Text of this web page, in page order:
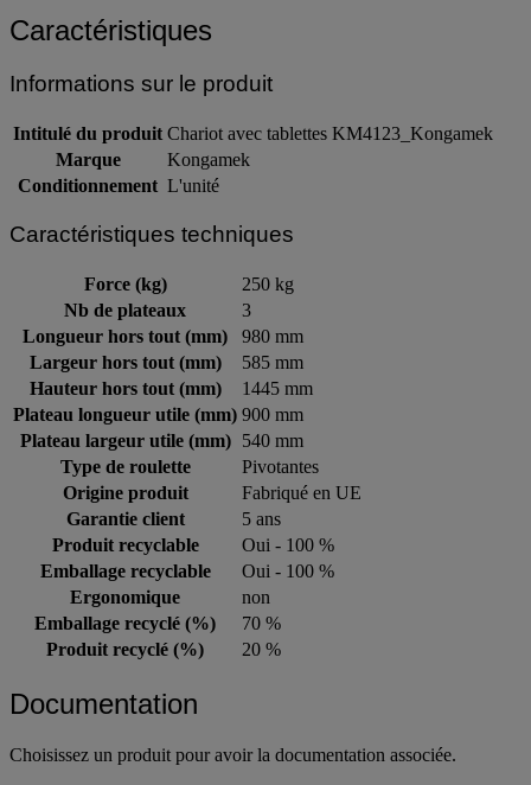
Caractéristiques
Informations sur le produit
Intitulé du produit Chariot avec tablettes KM4123_Kongamek
Marque
Kongamek
Conditionnement L'unité
Caractéristiques techniques
Force (kg)
250 kg
Nb de plateaux
3
Longueur hors tout (mm)
980 mm
Largeur hors tout (mm)
585 mm
Hauteur hors tout (mm)
1445 mm
Plateau longueur utile (mm) 900 mm
Plateau largeur utile (mm)
540 mm
Type de roulette
Pivotantes
Origine produit
Fabriqué en UE
Garantie client
5 ans
Produit recyclable
Oui - 100 %
Emballage recyclable
Oui - 100 %
Ergonomique
non
Emballage recyclé (%)
70 %
Produit recyclé (%)
20 %
Documentation
Choisissez un produit pour avoir la documentation associée.